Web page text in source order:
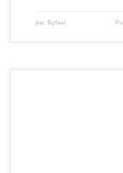
par Byfeel